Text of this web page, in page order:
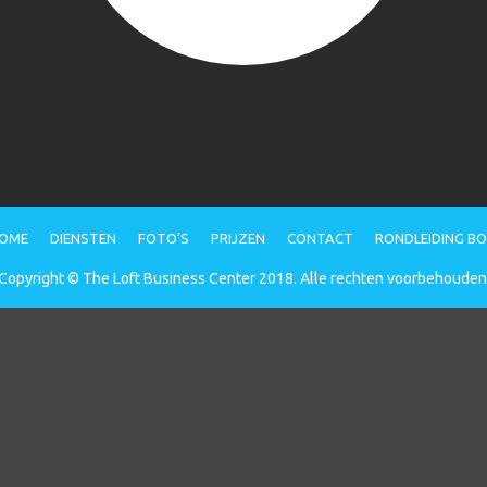
DIENSTEN FOTO’S PRIJZEN CONTACT RONDLEIDING
© The Loft Business Center 2018. Alle rechten